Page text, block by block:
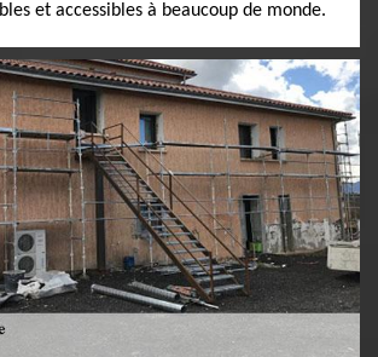
et accessibles à beaucoup de monde.